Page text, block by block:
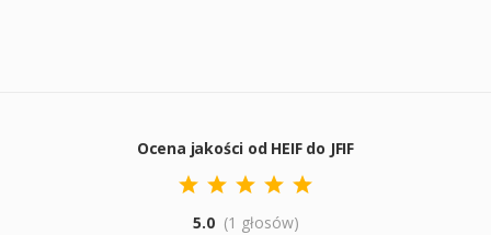
Ocena jakości od HEIF do JFIF
5.0 (1 głosów)